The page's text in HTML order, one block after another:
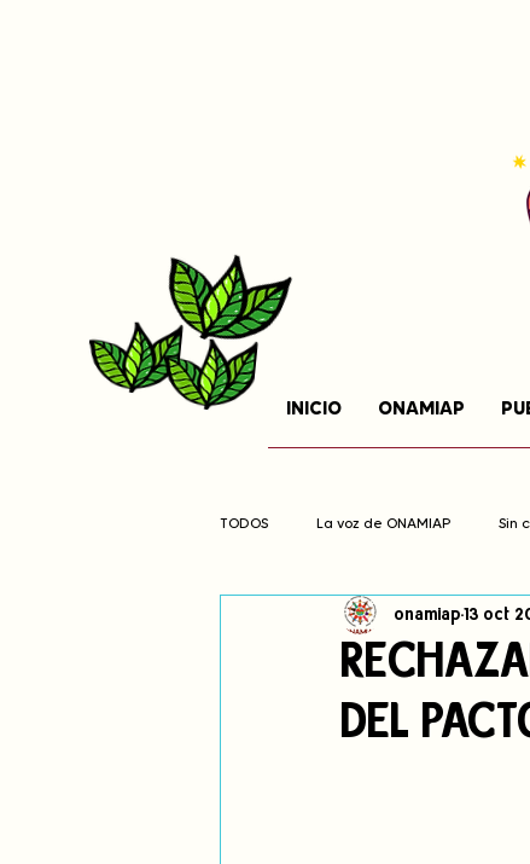
INICIO ONAMIAP
TODOS La voz de ONAMIAP Sin
Cambio climático Navegador
Pronunciamientos
DEL
onamiap 13 oct